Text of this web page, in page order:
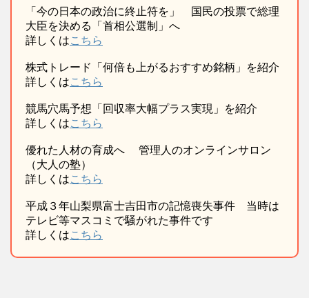
「今の日本の政治に終止符を」 国民の投票で総理
大臣を決める「首相公選制」へ
詳しくはこちら
株式トレード「何倍も上がるおすすめ銘柄」を紹介
詳しくはこちら
競馬穴馬予想「回収率大幅プラス実現」を紹介
詳しくはこちら
優れた人材の育成へ 管理人のオンラインサロン
（大人の塾）
詳しくはこちら
平成３年山梨県富士吉田市の記憶喪失事件 当時は
テレビ等マスコミで騒がれた事件です
詳しくはこちら